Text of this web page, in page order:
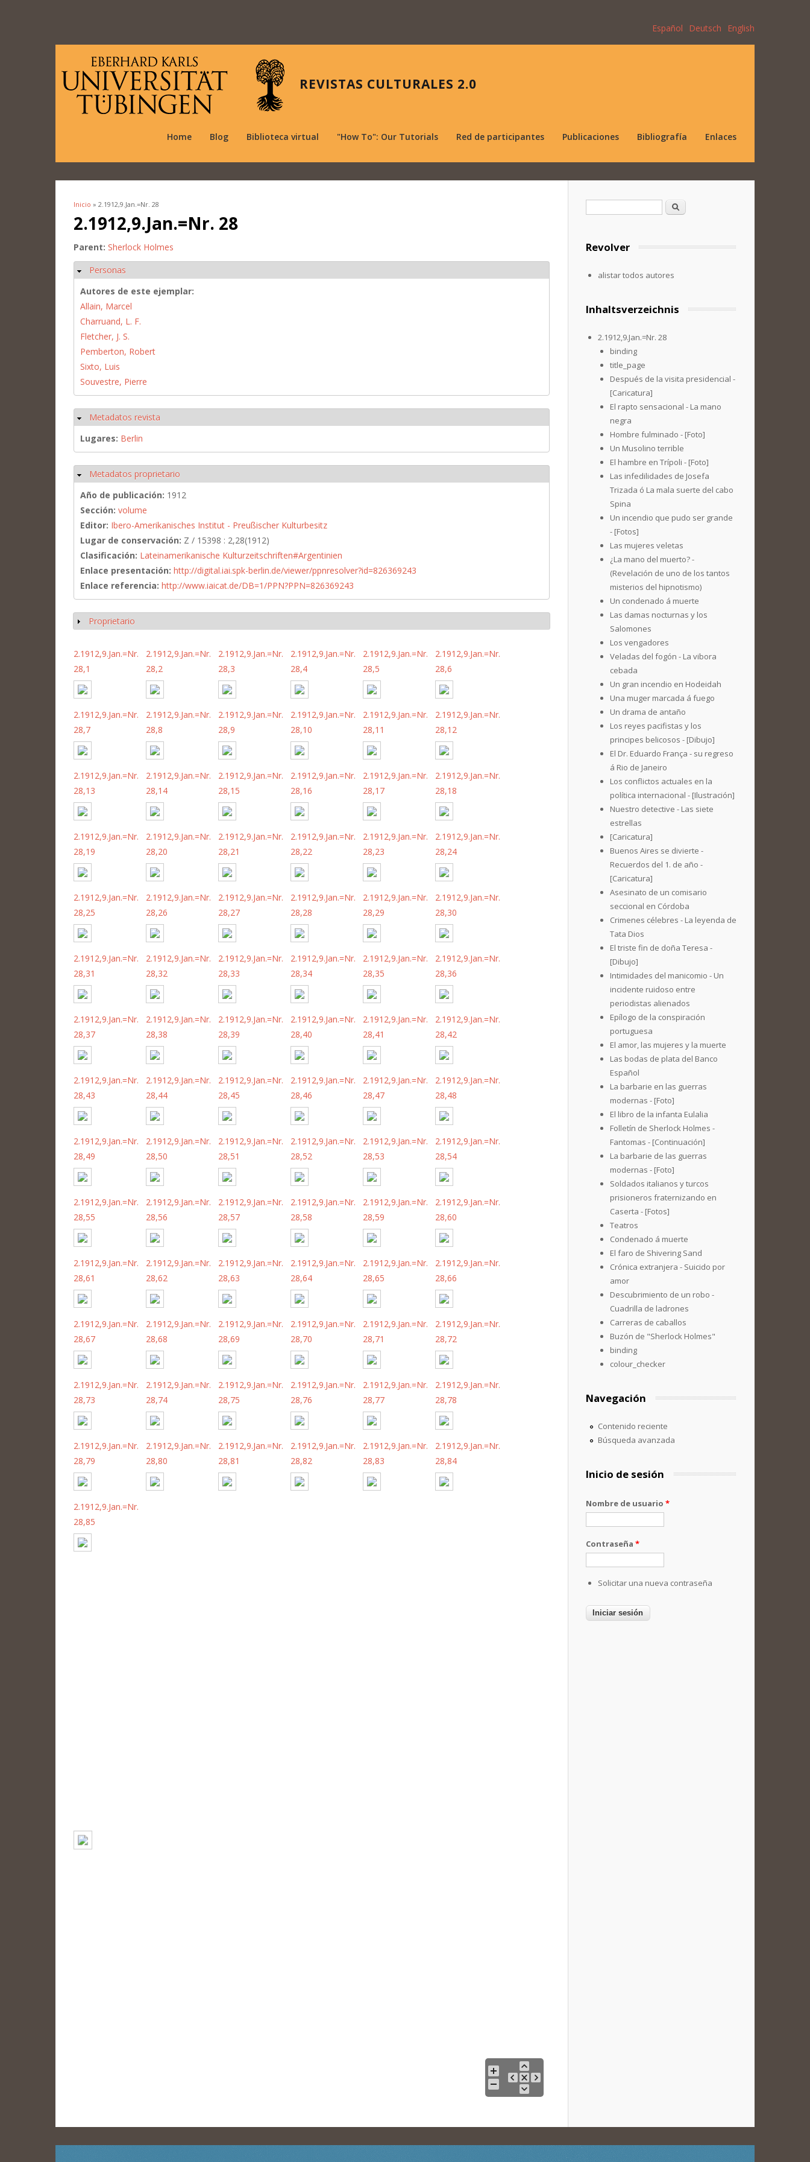
Español Deutsch English
REVISTAS CULTURALES 2.0
Home Blog Biblioteca virtual "How To": Our Tutorials Red de participantes Publicaciones Bibliografía Enlaces
Se encuentra usted aquí
Inicio » 2.1912,9.Jan.=Nr. 28
2.1912,9.Jan.=Nr. 28
Parent: Sherlock Holmes
Ocultar
Personas
Autores de este ejemplar:
Allain, Marcel
Charruand, L. F.
Fletcher, J. S.
Pemberton, Robert
Sixto, Luis
Souvestre, Pierre
Ocultar
Metadatos revista
Lugares: Berlin
Ocultar
Metadatos proprietario
Año de publicación: 1912
Sección: volume
Editor: Ibero-Amerikanisches Institut - Preußischer Kulturbesitz
Lugar de conservación: Z / 15398 : 2,28(1912)
Clasificación: Lateinamerikanische Kulturzeitschriften#Argentinien
Enlace presentación: http://digital.iai.spk-berlin.de/viewer/ppnresolver?id=826369243
Enlace referencia: http://www.iaicat.de/DB=1/PPN?PPN=826369243
Mostrar
Proprietario
2.1912,9.Jan.=Nr.
28,1
2.1912,9.Jan.=Nr.
28,2
2.1912,9.Jan.=Nr.
28,3
2.1912,9.Jan.=Nr.
28,4
2.1912,9.Jan.=Nr.
28,5
2.1912,9.Jan.=Nr.
28,6
2.1912,9.Jan.=Nr.
28,7
2.1912,9.Jan.=Nr.
28,8
2.1912,9.Jan.=Nr.
28,9
2.1912,9.Jan.=Nr.
28,10
2.1912,9.Jan.=Nr.
28,11
2.1912,9.Jan.=Nr.
28,12
2.1912,9.Jan.=Nr.
28,13
2.1912,9.Jan.=Nr.
28,14
2.1912,9.Jan.=Nr.
28,15
2.1912,9.Jan.=Nr.
28,16
2.1912,9.Jan.=Nr.
28,17
2.1912,9.Jan.=Nr.
28,18
2.1912,9.Jan.=Nr.
28,19
2.1912,9.Jan.=Nr.
28,20
2.1912,9.Jan.=Nr.
28,21
2.1912,9.Jan.=Nr.
28,22
2.1912,9.Jan.=Nr.
28,23
2.1912,9.Jan.=Nr.
28,24
2.1912,9.Jan.=Nr.
28,25
2.1912,9.Jan.=Nr.
28,26
2.1912,9.Jan.=Nr.
28,27
2.1912,9.Jan.=Nr.
28,28
2.1912,9.Jan.=Nr.
28,29
2.1912,9.Jan.=Nr.
28,30
2.1912,9.Jan.=Nr.
28,31
2.1912,9.Jan.=Nr.
28,32
2.1912,9.Jan.=Nr.
28,33
2.1912,9.Jan.=Nr.
28,34
2.1912,9.Jan.=Nr.
28,35
2.1912,9.Jan.=Nr.
28,36
2.1912,9.Jan.=Nr.
28,37
2.1912,9.Jan.=Nr.
28,38
2.1912,9.Jan.=Nr.
28,39
2.1912,9.Jan.=Nr.
28,40
2.1912,9.Jan.=Nr.
28,41
2.1912,9.Jan.=Nr.
28,42
2.1912,9.Jan.=Nr.
28,43
2.1912,9.Jan.=Nr.
28,44
2.1912,9.Jan.=Nr.
28,45
2.1912,9.Jan.=Nr.
28,46
2.1912,9.Jan.=Nr.
28,47
2.1912,9.Jan.=Nr.
28,48
2.1912,9.Jan.=Nr.
28,49
2.1912,9.Jan.=Nr.
28,50
2.1912,9.Jan.=Nr.
28,51
2.1912,9.Jan.=Nr.
28,52
2.1912,9.Jan.=Nr.
28,53
2.1912,9.Jan.=Nr.
28,54
2.1912,9.Jan.=Nr.
28,55
2.1912,9.Jan.=Nr.
28,56
2.1912,9.Jan.=Nr.
28,57
2.1912,9.Jan.=Nr.
28,58
2.1912,9.Jan.=Nr.
28,59
2.1912,9.Jan.=Nr.
28,60
2.1912,9.Jan.=Nr.
28,61
2.1912,9.Jan.=Nr.
28,62
2.1912,9.Jan.=Nr.
28,63
2.1912,9.Jan.=Nr.
28,64
2.1912,9.Jan.=Nr.
28,65
2.1912,9.Jan.=Nr.
28,66
2.1912,9.Jan.=Nr.
28,67
2.1912,9.Jan.=Nr.
28,68
2.1912,9.Jan.=Nr.
28,69
2.1912,9.Jan.=Nr.
28,70
2.1912,9.Jan.=Nr.
28,71
2.1912,9.Jan.=Nr.
28,72
2.1912,9.Jan.=Nr.
28,73
2.1912,9.Jan.=Nr.
28,74
2.1912,9.Jan.=Nr.
28,75
2.1912,9.Jan.=Nr.
28,76
2.1912,9.Jan.=Nr.
28,77
2.1912,9.Jan.=Nr.
28,78
2.1912,9.Jan.=Nr.
28,79
2.1912,9.Jan.=Nr.
28,80
2.1912,9.Jan.=Nr.
28,81
2.1912,9.Jan.=Nr.
28,82
2.1912,9.Jan.=Nr.
28,83
2.1912,9.Jan.=Nr.
28,84
2.1912,9.Jan.=Nr.
28,85
Formulario de búsqueda
Buscar
Revolver
alistar todos autores
Inhaltsverzeichnis
2.1912,9.Jan.=Nr. 28
binding
title_page
Después de la visita presidencial -
[Caricatura]
El rapto sensacional - La mano
negra
Hombre fulminado - [Foto]
Un Musolino terrible
El hambre en Trípoli - [Foto]
Las infedilidades de Josefa
Trizada ó La mala suerte del cabo
Spina
Un incendio que pudo ser grande
- [Fotos]
Las mujeres veletas
¿La mano del muerto? -
(Revelación de uno de los tantos
misterios del hipnotismo)
Un condenado á muerte
Las damas nocturnas y los
Salomones
Los vengadores
Veladas del fogón - La vibora
cebada
Un gran incendio en Hodeidah
Una muger marcada á fuego
Un drama de antaño
Los reyes pacifistas y los
principes belicosos - [Dibujo]
El Dr. Eduardo França - su regreso
á Rio de Janeiro
Los conflictos actuales en la
política internacional - [Ilustración]
Nuestro detective - Las siete
estrellas
[Caricatura]
Buenos Aires se divierte -
Recuerdos del 1. de año -
[Caricatura]
Asesinato de un comisario
seccional en Córdoba
Crimenes célebres - La leyenda de
Tata Dios
El triste fin de doña Teresa -
[Dibujo]
Intimidades del manicomio - Un
incidente ruidoso entre
periodistas alienados
Epílogo de la conspiración
portuguesa
El amor, las mujeres y la muerte
Las bodas de plata del Banco
Español
La barbarie en las guerras
modernas - [Foto]
El libro de la infanta Eulalia
Folletín de Sherlock Holmes -
Fantomas - [Continuación]
La barbarie de las guerras
modernas - [Foto]
Soldados italianos y turcos
prisioneros fraternizando en
Caserta - [Fotos]
Teatros
Condenado á muerte
El faro de Shivering Sand
Crónica extranjera - Suicido por
amor
Descubrimiento de un robo -
Cuadrilla de ladrones
Carreras de caballos
Buzón de "Sherlock Holmes"
binding
colour_checker
Navegación
Contenido reciente
Búsqueda avanzada
Inicio de sesión
Nombre de usuario *
Contraseña *
Solicitar una nueva contraseña